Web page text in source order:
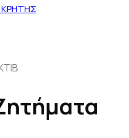
ΚΡΗΤΗΣ